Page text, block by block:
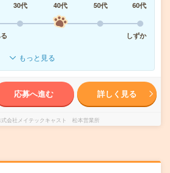
30代 40代 50代
60代
しずか
もっと見る
応募へ進む 詳しく見る
式会社メイテックキャスト 松本営業所